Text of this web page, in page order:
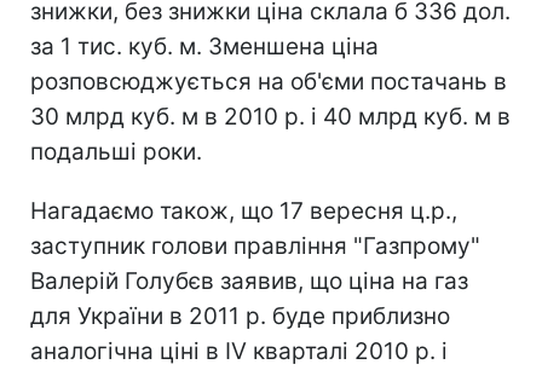
знижки, без знижки ціна склала б 336 дол.
за 1 тис. куб. м. Зменшена ціна
розповсюджується на об'єми постачань в
30 млрд куб. м в 2010 р. і 40 млрд куб. м в
подальші роки.
Нагадаємо також, що 17 вересня ц.р.,
заступник голови правління "Газпрому"
Валерій Голубєв заявив, що ціна на газ
для України в 2011 р. буде приблизно
аналогічна ціні в IV кварталі 2010 р. і